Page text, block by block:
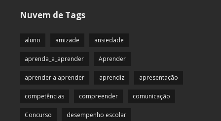
Nuvem de Tags
aluno amizade ansiedade
aprenda_a_aprender Aprender
aprender a aprender aprendiz apresentação
competências compreender comunicação
Concurso desempenho escolar